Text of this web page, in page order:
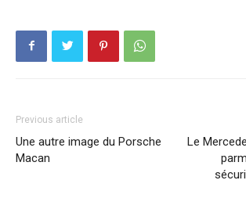
Previous article
Une autre image du Porsche
Macan
Le